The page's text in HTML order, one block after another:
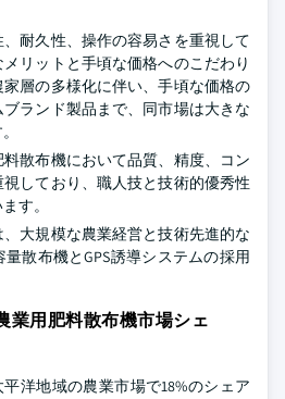
耐久性、操作の容易さを重視して
リットと手頃な価格へのこだわり
層の多様化に伴い、手頃な価格の
ランド製品まで、同市場は大きな
散布機において品質、精度、コン
しており、職人技と技術的優秀性
す。
大規模な農業経営と技術先進的な
散布機とGPS誘導システムの採用
業用肥料散布機市場シェ
洋地域の農業市場で18%のシェア